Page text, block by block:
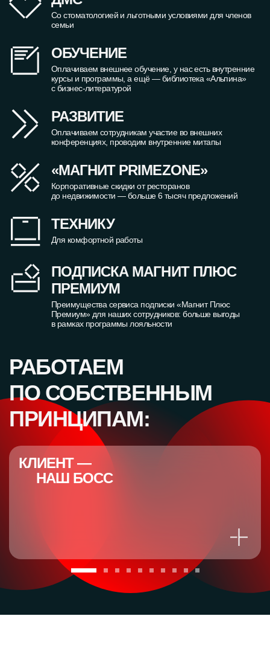
Со стоматологией и льготными условиями для членов
семьи
ОБУЧЕНИЕ
Оплачиваем внешнее обучение, у нас есть внутренние
курсы и программы, а ещё — библиотека «Альпина»
с бизнес-литературой
РАЗВИТИЕ
Оплачиваем сотрудникам участие во внешних
конференциях, проводим внутренние митапы
«МАГНИТ PRIMEZONE»
Корпоративные скидки от ресторанов
до недвижимости — больше 6 тысяч предложений
ТЕХНИКУ
Для комфортной работы
ПОДПИСКА МАГНИТ ПЛЮС
ПРЕМИУМ
Преимущества сервиса подписки «Магнит Плюс
Премиум» для наших сотрудников: больше выгоды
в рамках программы лояльности
РАБОТАЕМ
ПО СОБСТВЕННЫМ
ПРИНЦИПАМ:
КЛИЕНТ —
НАШ БОСС